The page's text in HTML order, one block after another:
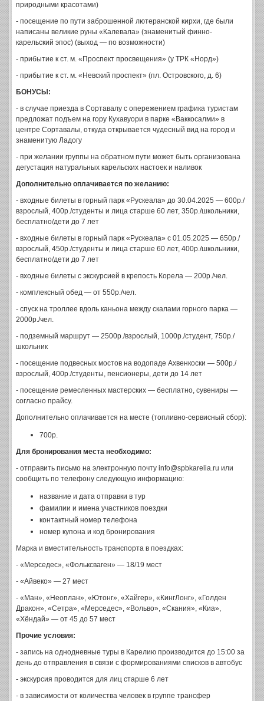
природными красотами)
- посещение по пути заброшенной лютеранской кирхи, где были
написаны великие руны «Калевала» (знаменитый финно-
карельский эпос) (выход — по возможности)
- прибытие к ст. м. «Проспект просвещения» (у ТРК «Норд»)
- прибытие к ст. м. «Невский проспект» (пл. Островского, д. 6)
БОНУСЫ:
- в случае приезда в Сортавалу с опережением графика туристам
предложат подъем на гору Кухавуори в парке «Ваккосалми» в
центре Сортавалы, откуда открывается чудесный вид на город и
знаменитую Ладогу
- при желании группы на обратном пути может быть организована
дегустация натуральных карельских настоек и наливок
Дополнительно оплачивается по желанию:
- входные билеты в горный парк «Рускеала» до 30.04.2025 — 600р./
взрослый, 400р./студенты и лица старше 60 лет, 350р./школьники,
бесплатно/дети до 7 лет
- входные билеты в горный парк «Рускеала» с 01.05.2025 — 650р./
взрослый, 450р./студенты и лица старше 60 лет, 400р./школьники,
бесплатно/дети до 7 лет
- входные билеты с экскурсией в крепость Корела — 200р./чел.
- комплексный обед — от 550р./чел.
- спуск на троллее вдоль каньона между скалами горного парка —
2000р./чел.
- подземный маршрут — 2500р./взрослый, 1000р./студент, 750р./
школьник
- посещение подвесных мостов на водопаде Ахвенкоски — 500р./
взрослый, 400р./студенты, пенсионеры, дети до 14 лет
- посещение ремесленных мастерских — бесплатно, сувениры —
согласно прайсу.
Дополнительно оплачивается на месте (топливно-сервисный сбор):
700р.
Для бронирования места необходимо:
- отправить письмо на электронную почту info@spbkarelia.ru или
сообщить по телефону следующую информацию:
название и дата отправки в тур
фамилии и имена участников поездки
контактный номер телефона
номер купона и код бронирования
Марка и вместительность транспорта в поездках:
- «Мерседес», «Фольксваген» — 18/19 мест
- «Айвеко» — 27 мест
- «Ман», «Неоплан», «Ютонг», «Хайгер», «КингЛонг», «Голден
Дракон», «Сетра», «Мерседес», «Вольво», «Скания», «Киа»,
«Хёндай» — от 45 до 57 мест
Прочие условия:
- запись на однодневные туры в Карелию производится до 15:00 за
день до отправления в связи с формированиями списков в автобус
- экскурсия проводится для лиц старше 6 лет
- в зависимости от количества человек в группе трансфер